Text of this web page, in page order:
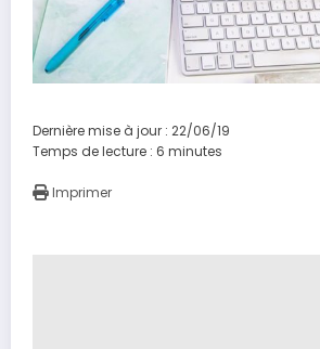
Dernière mise à jour : 22/06/19
Temps de lecture : 6 minutes
Imprimer